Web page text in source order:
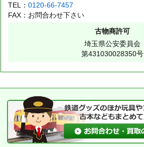
TEL：0120-66-7457
FAX：お問合わせ下さい
古物商許可
埼玉県公安委員会
第431030028350号